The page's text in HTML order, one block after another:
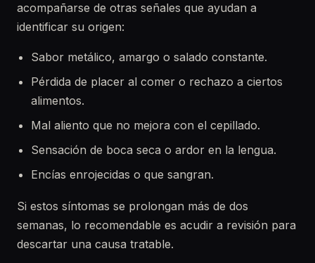
acompañarse de otras señales que ayudan a
identificar su origen:
Sabor metálico, amargo o salado constante.
Pérdida de placer al comer o rechazo a ciertos
alimentos.
Mal aliento que no mejora con el cepillado.
Sensación de boca seca o ardor en la lengua.
Encías enrojecidas o que sangran.
Si estos síntomas se prolongan más de dos
semanas, lo recomendable es acudir a revisión para
descartar una causa tratable.